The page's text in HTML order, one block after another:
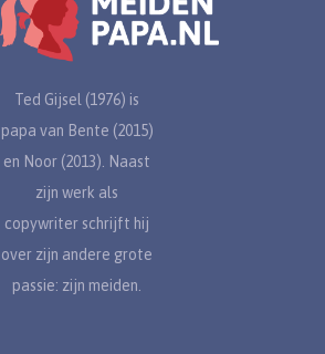
Ted Gijsel (1976) is
papa van Bente (2015)
en Noor (2013). Naast
zijn werk als
copywriter schrijft hij
over zijn andere grote
passie: zijn meiden.